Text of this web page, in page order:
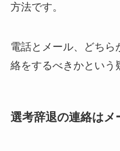
方法です。
電話とメール、どちら
絡をするべきかという
選考辞退の連絡はメ